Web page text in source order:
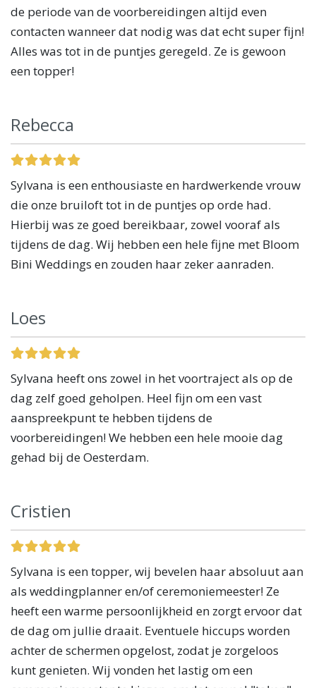
de periode van de voorbereidingen altijd even
contacten wanneer dat nodig was dat echt super fijn!
Alles was tot in de puntjes geregeld. Ze is gewoon
een topper!
Rebecca
Sylvana is een enthousiaste en hardwerkende vrouw
die onze bruiloft tot in de puntjes op orde had.
Hierbij was ze goed bereikbaar, zowel vooraf als
tijdens de dag. Wij hebben een hele fijne met Bloom
Bini Weddings en zouden haar zeker aanraden.
Loes
Sylvana heeft ons zowel in het voortraject als op de
dag zelf goed geholpen. Heel fijn om een vast
aanspreekpunt te hebben tijdens de
voorbereidingen! We hebben een hele mooie dag
gehad bij de Oesterdam.
Cristien
Sylvana is een topper, wij bevelen haar absoluut aan
als weddingplanner en/of ceremoniemeester! Ze
heeft een warme persoonlijkheid en zorgt ervoor dat
de dag om jullie draait. Eventuele hiccups worden
achter de schermen opgelost, zodat je zorgeloos
kunt genieten. Wij vonden het lastig om een